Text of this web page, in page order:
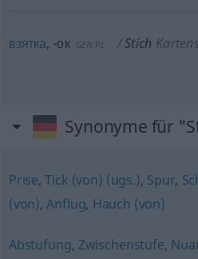
взятка, -ок GEN PL Stich
Synonyme für
Prise,Tick (von) (ugs.), Spur,
(von),Anflug, Hauch (von)
Abstufung, Zwischenstufe,